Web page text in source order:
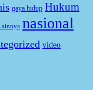
gaya hidup Hukum
nasional
video